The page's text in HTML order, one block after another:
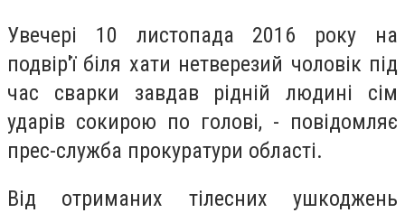
Увечері 10 листопада 2016 року на
подвір'ї біля хати нетверезий чоловік під
час сварки завдав рідній людині сім
ударів сокирою по голові, - повідомляє
прес-служба прокуратури області.
Від отриманих тілесних ушкоджень